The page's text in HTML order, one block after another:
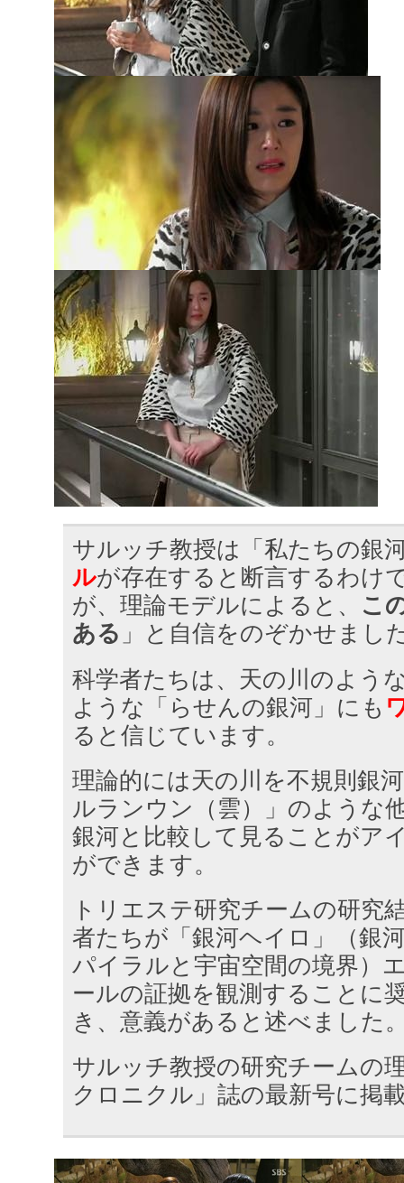
サルッチ教授は「私たちの銀
ルが存在すると断言するわけ
が、理論モデルによると、 こ
ある 」と自信をのぞかせまし
科学者たちは、天の川のよう
ような「らせんの銀河」にも
ると信じています。
理論的には天の川を不規則銀
ルランウン（雲）」のような
銀河と比較して見ることがア
ができます。
トリエステ研究チームの研究
者たちが「銀河ヘイロ」（銀
パイラルと宇宙空間の境界）
ールの証拠を観測することに
き、意義があると述べました
サルッチ教授の研究チームの
クロニクル」誌の最新号に掲